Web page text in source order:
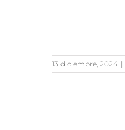
13 diciembre, 2024 |